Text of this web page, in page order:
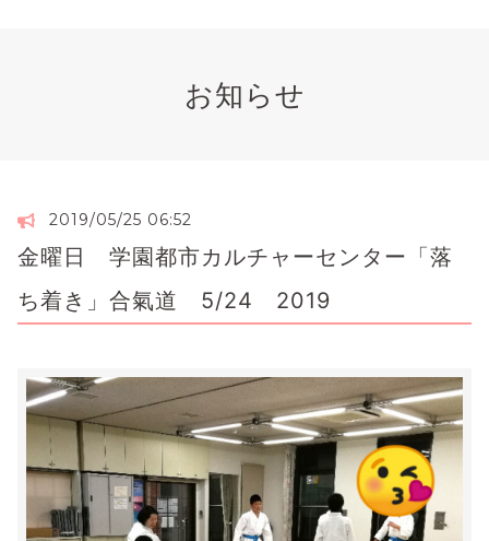
お知らせ
2019/05/25 06:52
金曜日 学園都市カルチャーセンター「落
ち着き」合氣道 5/24 2019